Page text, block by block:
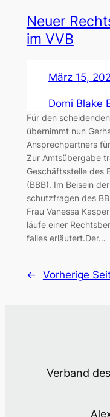
Neu­er
im VVB
März 15,
Domi Blake
Für den
über­nimmt nun
Ansprech­part­ners
Zur Amts­über­ga­be
Geschäfts­stel­le des
(BBB). Im Bei­sein
schutz­fra­gen des
Frau Vanes­sa
läu­fe einer
fal­les erläu­tert.Der…
← Vorherige
Verband